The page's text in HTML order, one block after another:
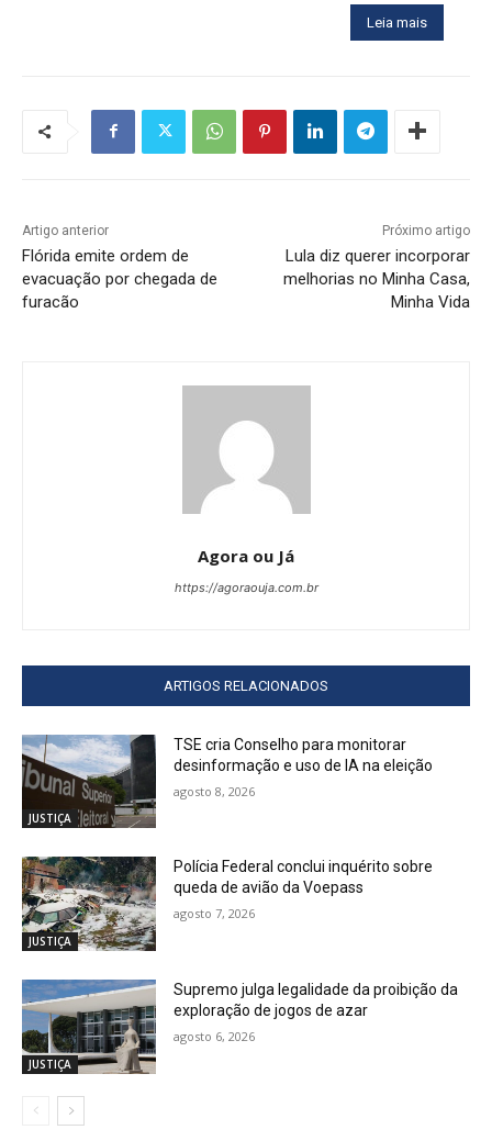
Leia mais
Artigo anterior
Flórida emite ordem de
evacuação por chegada de
furacão
Próximo artigo
Lula diz querer incorporar
melhorias no Minha Casa,
Minha Vida
Agora ou Já
https://agoraouja.com.br
ARTIGOS RELACIONADOS
JUSTIÇA
TSE cria Conselho para monitorar
desinformação e uso de IA na eleição
agosto 8, 2026
JUSTIÇA
Polícia Federal conclui inquérito sobre
queda de avião da Voepass
agosto 7, 2026
JUSTIÇA
Supremo julga legalidade da proibição da
exploração de jogos de azar
agosto 6, 2026